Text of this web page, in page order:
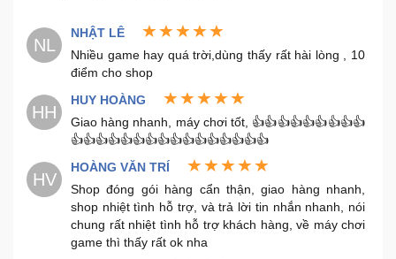
NL
NHẬT LÊ
Nhiều game hay quá trời,dùng thấy rất hài lòng , 10
điểm cho shop
HH
HUY HOÀNG
Giao hàng nhanh, máy chơi tốt, 👍👍👍👍👍👍👍👍👍
👍👍👍👍👍👍👍👍👍👍👍👍👍👍👍👍
HV
HOÀNG VĂN TRÍ
Shop đóng gói hàng cẩn thận, giao hàng nhanh,
shop nhiệt tình hỗ trợ, và trả lời tin nhắn nhanh, nói
chung rất nhiệt tình hỗ trợ khách hàng, về máy chơi
game thì thấy rất ok nha